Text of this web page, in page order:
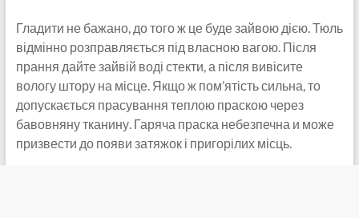
Гладити не бажано, до того ж це буде зайвою дією. Тюль
відмінно розправляється під власною вагою. Після
прання дайте зайвій воді стекти, а після вивісите
вологу штору на місце. Якщо ж пом’ятість сильна, то
допускається прасування теплою праскою через
бавовняну тканину. Гаряча праска небезпечна и може
призвести до появи затяжок і пригорілих місць.